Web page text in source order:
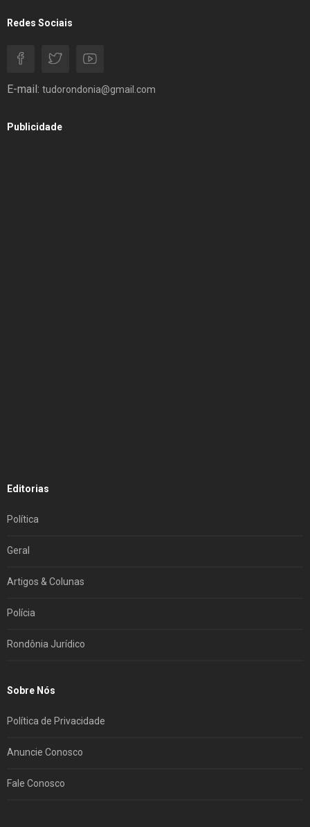
Redes Sociais
E-mail: tudorondonia@gmail.com
Publicidade
Editorias
Política
Geral
Artigos & Colunas
Polícia
Rondônia Jurídico
Sobre Nós
Política de Privacidade
Anuncie Conosco
Fale Conosco